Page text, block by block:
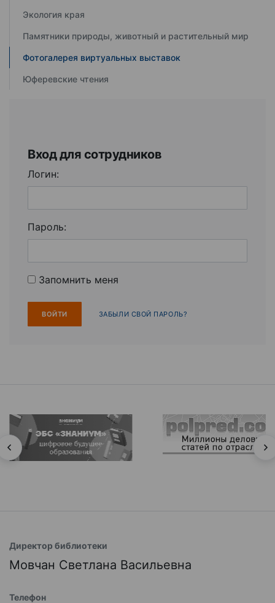
Экология края
Памятники природы, животный и растительный мир
Фотогалерея виртуальных выставок
Юферевские чтения
Вход для сотрудников
Логин:
Пароль:
Запомнить меня
ЗАБЫЛИ СВОЙ ПАРОЛЬ?
Директор библиотеки
Мовчан Светлана Васильевна
Телефон